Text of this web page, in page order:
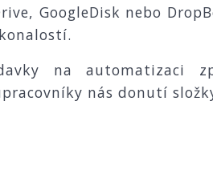
GoogleDisk nebo
na automatizaci
nás donutí